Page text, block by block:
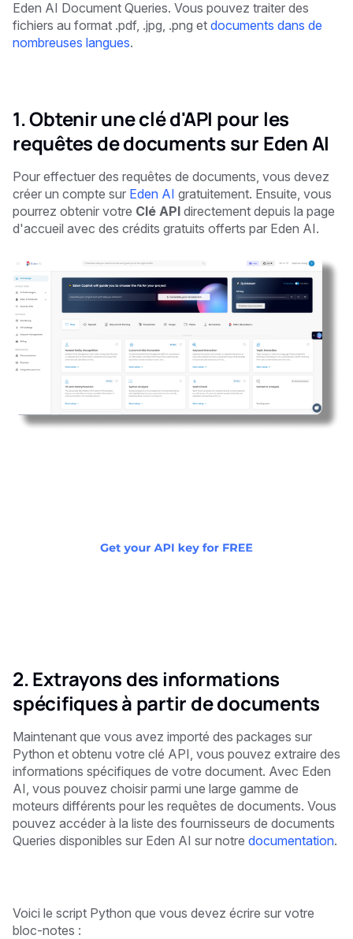
Eden AI Document Queries. Vous pouvez traiter des
fichiers au format .pdf, .jpg, .png et documents dans de
nombreuses langues.
1. Obtenir une clé d'API pour les
requêtes de documents sur Eden AI
Pour effectuer des requêtes de documents, vous devez
créer un compte sur Eden AI gratuitement. Ensuite, vous
pourrez obtenir votre Clé API directement depuis la page
d'accueil avec des crédits gratuits offerts par Eden AI.
2. Extrayons des informations
spécifiques à partir de documents
Maintenant que vous avez importé des packages sur
Python et obtenu votre clé API, vous pouvez extraire des
informations spécifiques de votre document. Avec Eden
AI, vous pouvez choisir parmi une large gamme de
moteurs différents pour les requêtes de documents. Vous
pouvez accéder à la liste des fournisseurs de documents
Queries disponibles sur Eden AI sur notre documentation.
Voici le script Python que vous devez écrire sur votre
bloc-notes :